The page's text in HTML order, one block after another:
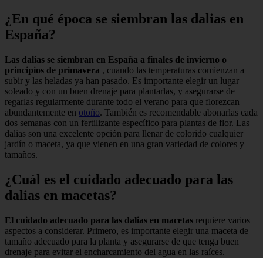
¿En qué época se siembran las dalias en
España?
Las dalias se siembran en España a finales de invierno o
principios de primavera , cuando las temperaturas comienzan a
subir y las heladas ya han pasado. Es importante elegir un lugar
soleado y con un buen drenaje para plantarlas, y asegurarse de
regarlas regularmente durante todo el verano para que florezcan
abundantemente en otoño. También es recomendable abonarlas cada
dos semanas con un fertilizante específico para plantas de flor. Las
dalias son una excelente opción para llenar de colorido cualquier
jardín o maceta, ya que vienen en una gran variedad de colores y
tamaños.
¿Cuál es el cuidado adecuado para las
dalias en macetas?
El cuidado adecuado para las dalias en macetas requiere varios
aspectos a considerar. Primero, es importante elegir una maceta de
tamaño adecuado para la planta y asegurarse de que tenga buen
drenaje para evitar el encharcamiento del agua en las raíces.